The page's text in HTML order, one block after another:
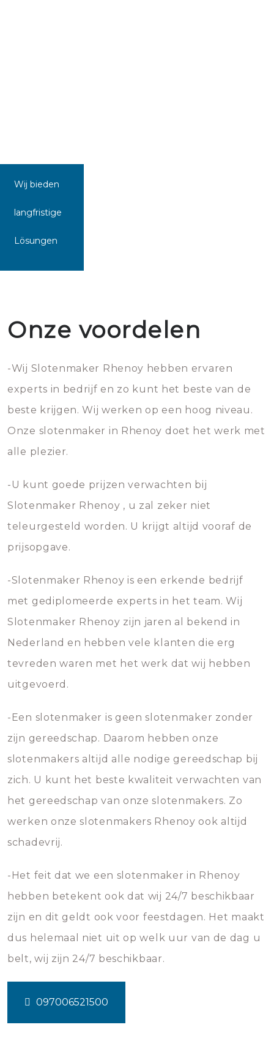
Wij bieden
langfristige
Lösungen
Onze voordelen
-Wij Slotenmaker Rhenoy hebben ervaren
experts in bedrijf en zo kunt het beste van de
beste krijgen. Wij werken op een hoog niveau.
Onze slotenmaker in Rhenoy doet het werk met
alle plezier.
-U kunt goede prijzen verwachten bij
Slotenmaker Rhenoy , u zal zeker niet
teleurgesteld worden. U krijgt altijd vooraf de
prijsopgave.
-Slotenmaker Rhenoy is een erkende bedrijf
met gediplomeerde experts in het team. Wij
Slotenmaker Rhenoy zijn jaren al bekend in
Nederland en hebben vele klanten die erg
tevreden waren met het werk dat wij hebben
uitgevoerd.
-Een slotenmaker is geen slotenmaker zonder
zijn gereedschap. Daarom hebben onze
slotenmakers altijd alle nodige gereedschap bij
zich. U kunt het beste kwaliteit verwachten van
het gereedschap van onze slotenmakers. Zo
werken onze slotenmakers Rhenoy ook altijd
schadevrij.
-Het feit dat we een slotenmaker in Rhenoy
hebben betekent ook dat wij 24/7 beschikbaar
zijn en dit geldt ook voor feestdagen. Het maakt
dus helemaal niet uit op welk uur van de dag u
belt, wij zijn 24/7 beschikbaar.
097006521500